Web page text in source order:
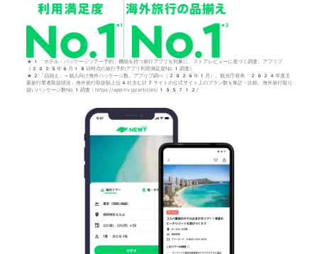
*1「ホテル・パッケージツアー予約」機能を持つ旅行アプリを対象に、ストアレビューに基づく調査。アプリブ
（2025年6月18日時点の旅行予約アプリ利用満足度No.1調査）
*2「品揃え」＝個人向け海外パッケージ数。アプリブ調べ（2026年1月）。観光庁発表「2024年度主
要旅行業者取扱状況」海外旅行取扱額上位4社含む計7サイトの公式サイト上のプラン数を集計・比較。海外旅行取り
扱いパッケージ数No.1調査：https://app-liv.jp/articles/155712/